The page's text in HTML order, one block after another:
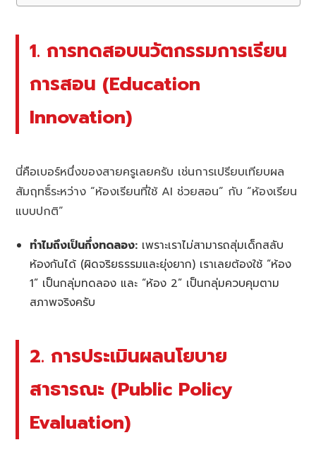
1. การทดสอบนวัตกรรมการเรียน
การสอน (Education
Innovation)
นี่คือเบอร์หนึ่งของสายครูเลยครับ เช่นการเปรียบเทียบผล
สัมฤทธิ์ระหว่าง “ห้องเรียนที่ใช้ AI ช่วยสอน” กับ “ห้องเรียน
แบบปกติ”
ทำไมถึงเป็นกึ่งทดลอง: เพราะเราไม่สามารถสุ่มเด็กสลับ
ห้องกันได้ (ผิดจริยธรรมและยุ่งยาก) เราเลยต้องใช้ “ห้อง
1” เป็นกลุ่มทดลอง และ “ห้อง 2” เป็นกลุ่มควบคุมตาม
สภาพจริงครับ
2. การประเมินผลนโยบาย
สาธารณะ (Public Policy
Evaluation)